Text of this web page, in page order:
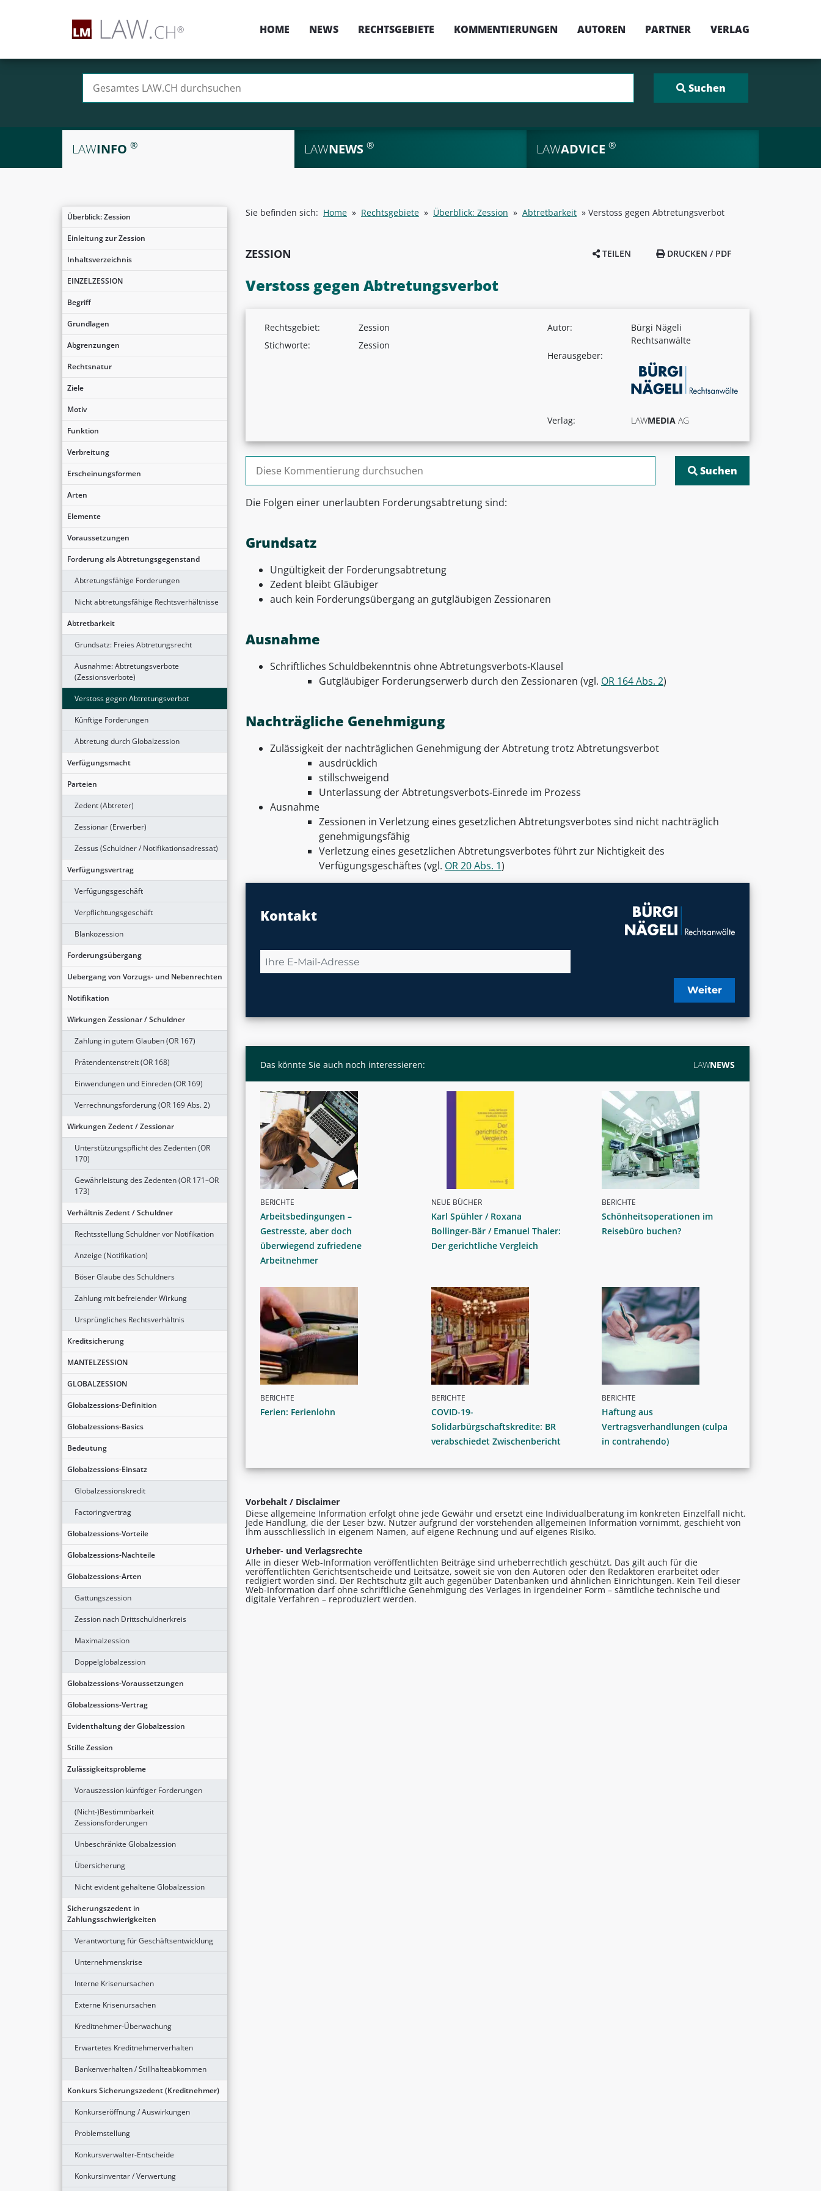
HOME NEWS RECHTSGEBIETE KOMMENTIERUNGEN AUTOREN PARTNER VERLAG
LAWINFO ® LAWNEWS ® LAWADVICE ®
Überblick: Zession
Einleitung zur Zession
Inhaltsverzeichnis
EINZELZESSION
Begriff
Grundlagen
Abgrenzungen
Rechtsnatur
Ziele
Motiv
Funktion
Verbreitung
Erscheinungsformen
Arten
Elemente
Voraussetzungen
Forderung als Abtretungsgegenstand
Abtretungsfähige Forderungen
Nicht abtretungsfähige Rechtsverhältnisse
Abtretbarkeit
Grundsatz: Freies Abtretungsrecht
Ausnahme: Abtretungsverbote
(Zessionsverbote)
Verstoss gegen Abtretungsverbot
Künftige Forderungen
Abtretung durch Globalzession
Verfügungsmacht
Parteien
Zedent (Abtreter)
Zessionar (Erwerber)
Zessus (Schuldner / Notifikationsadressat)
Verfügungsvertrag
Verfügungsgeschäft
Verpflichtungsgeschäft
Blankozession
Forderungsübergang
Uebergang von Vorzugs- und Nebenrechten
Notifikation
Wirkungen Zessionar / Schuldner
Zahlung in gutem Glauben (OR 167)
Prätendentenstreit (OR 168)
Einwendungen und Einreden (OR 169)
Verrechnungsforderung (OR 169 Abs. 2)
Wirkungen Zedent / Zessionar
Unterstützungspflicht des Zedenten (OR
170)
Gewährleistung des Zedenten (OR 171–OR
173)
Verhältnis Zedent / Schuldner
Rechtsstellung Schuldner vor Notifikation
Anzeige (Notifikation)
Böser Glaube des Schuldners
Zahlung mit befreiender Wirkung
Ursprüngliches Rechtsverhältnis
Kreditsicherung
MANTELZESSION
GLOBALZESSION
Globalzessions-Definition
Globalzessions-Basics
Bedeutung
Globalzessions-Einsatz
Globalzessionskredit
Factoringvertrag
Globalzessions-Vorteile
Globalzessions-Nachteile
Globalzessions-Arten
Gattungszession
Zession nach Drittschuldnerkreis
Maximalzession
Doppelglobalzession
Globalzessions-Voraussetzungen
Globalzessions-Vertrag
Evidenthaltung der Globalzession
Stille Zession
Zulässigkeitsprobleme
Vorauszession künftiger Forderungen
(Nicht-)Bestimmbarkeit
Zessionsforderungen
Unbeschränkte Globalzession
Übersicherung
Nicht evident gehaltene Globalzession
Sicherungszedent in
Zahlungsschwierigkeiten
Verantwortung für Geschäftsentwicklung
Unternehmenskrise
Interne Krisenursachen
Externe Krisenursachen
Kreditnehmer-Überwachung
Erwartetes Kreditnehmerverhalten
Bankenverhalten / Stillhalteabkommen
Konkurs Sicherungszedent (Kreditnehmer)
Konkurseröffnung / Auswirkungen
Problemstellung
Konkursverwalter-Entscheide
Konkursinventar / Verwertung
Sie befinden sich: Home » Rechtsgebiete » Überblick: Zession » Abtretbarkeit » Verstoss gegen Abtretungsverbot
ZESSION TEILEN DRUCKEN / PDF
Verstoss gegen Abtretungsverbot
Rechtsgebiet:
Zession
Stichworte:
Zession
Autor:
Bürgi Nägeli
Rechtsanwälte
Herausgeber:
Verlag: LAWMEDIA AG
Suchen nach:
Die Folgen einer unerlaubten Forderungsabtretung sind:
Grundsatz
Ungültigkeit der Forderungsabtretung
Zedent bleibt Gläubiger
auch kein Forderungsübergang an gutgläubigen Zessionaren
Ausnahme
Schriftliches Schuldbekenntnis ohne Abtretungsverbots-Klausel
Gutgläubiger Forderungserwerb durch den Zessionaren (vgl. OR 164 Abs. 2)
Nachträgliche Genehmigung
Zulässigkeit der nachträglichen Genehmigung der Abtretung trotz Abtretungsverbot
ausdrücklich
stillschweigend
Unterlassung der Abtretungsverbots-Einrede im Prozess
Ausnahme
Zessionen in Verletzung eines gesetzlichen Abtretungsverbotes sind nicht nachträglich
genehmigungsfähig
Verletzung eines gesetzlichen Abtretungsverbotes führt zur Nichtigkeit des
Verfügungsgeschäftes (vgl. OR 20 Abs. 1)
Kontakt
Weiter
Das könnte Sie auch noch interessieren: LAWNEWS
BERICHTE
Arbeitsbedingungen –
Gestresste, aber doch
überwiegend zufriedene
Arbeitnehmer
NEUE BÜCHER
Karl Spühler / Roxana
Bollinger-Bär / Emanuel Thaler:
Der gerichtliche Vergleich
BERICHTE
Schönheitsoperationen im
Reisebüro buchen?
BERICHTE
Ferien: Ferienlohn
BERICHTE
COVID-19-
Solidarbürgschaftskredite: BR
verabschiedet Zwischenbericht
BERICHTE
Haftung aus
Vertragsverhandlungen (culpa
in contrahendo)
Vorbehalt / Disclaimer
Diese allgemeine Information erfolgt ohne jede Gewähr und ersetzt eine Individualberatung im konkreten Einzelfall nicht.
Jede Handlung, die der Leser bzw. Nutzer aufgrund der vorstehenden allgemeinen Information vornimmt, geschieht von
ihm ausschliesslich in eigenem Namen, auf eigene Rechnung und auf eigenes Risiko.
Urheber- und Verlagsrechte
Alle in dieser Web-Information veröffentlichten Beiträge sind urheberrechtlich geschützt. Das gilt auch für die
veröffentlichten Gerichtsentscheide und Leitsätze, soweit sie von den Autoren oder den Redaktoren erarbeitet oder
redigiert worden sind. Der Rechtschutz gilt auch gegenüber Datenbanken und ähnlichen Einrichtungen. Kein Teil dieser
Web-Information darf ohne schriftliche Genehmigung des Verlages in irgendeiner Form – sämtliche technische und
digitale Verfahren – reproduziert werden.